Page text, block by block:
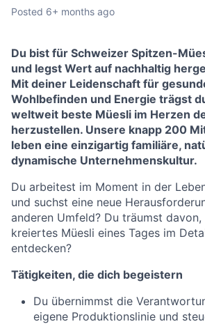
Posted 6+ months ago
Du bist für Schweizer Spitzen-
und legst Wert auf nachhaltig
Mit deiner Leidenschaft für
Wohlbefinden und Energie trägst
weltweit beste Müesli im Herzen
herzustellen. Unsere knapp 200
leben eine einzigartig familiäre,
dynamische Unternehmenskultur.
Du arbeitest im Moment in der
und suchst eine neue
anderen Umfeld? Du träumst
kreiertes Müesli eines Tages im
entdecken?
Tätigkeiten, die dich begeistern
Du übernimmst die
eigene Produktionslinie und